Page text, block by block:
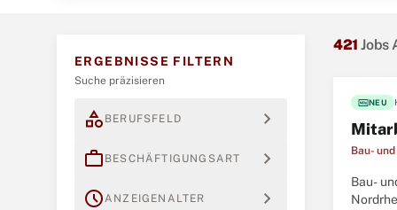
ERGEBNISSE FILTERN
Suche präzisieren
category BERUFSFELD expand_more
work BESCHÄFTIGUNGSART expand_more
scheduleANZEIGENALTER expand_more
421 Jobs
fiber_newNEU
Bau-
Bau-